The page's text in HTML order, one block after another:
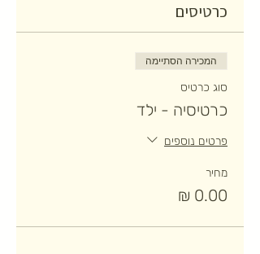
כרטיסים
המכירה הסתיימה
סוג כרטיס
כרטיסיה - ילד
פרטים נוספים
מחיר